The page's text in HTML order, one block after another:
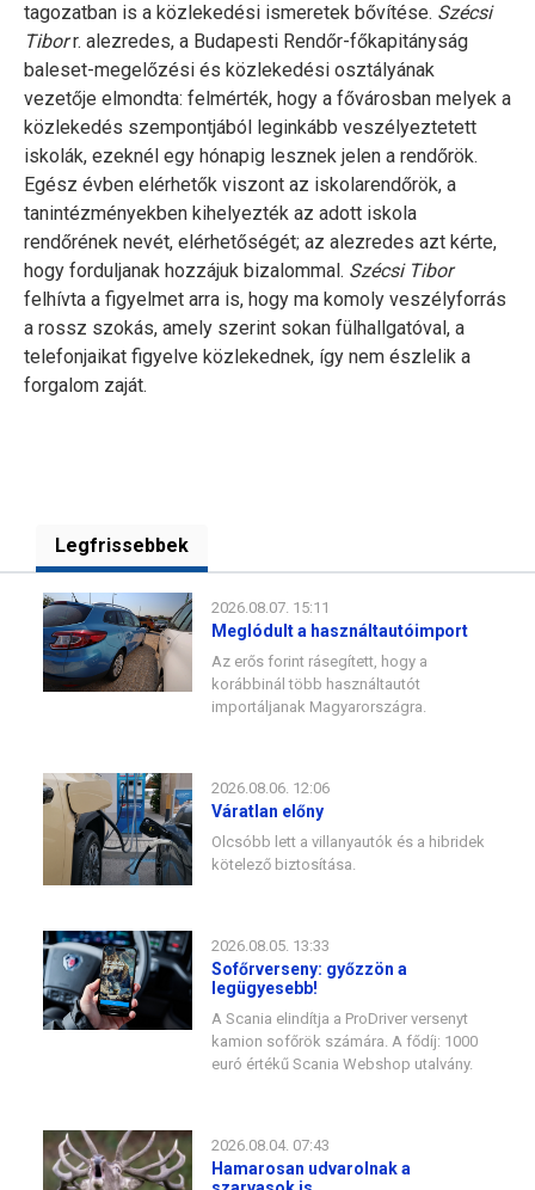
tagozatban is a közlekedési ismeretek bővítése. Szécsi
Tiborr. alezredes, a Budapesti Rendőr-főkapitányság
baleset-megelőzési és közlekedési osztályának
vezetője elmondta: felmérték, hogy a fővárosban melyek a
közlekedés szempontjából leginkább veszélyeztetett
iskolák, ezeknél egy hónapig lesznek jelen a rendőrök.
Egész évben elérhetők viszont az iskolarendőrök, a
tanintézményekben kihelyezték az adott iskola
rendőrének nevét, elérhetőségét; az alezredes azt kérte,
hogy forduljanak hozzájuk bizalommal. Szécsi Tibor
felhívta a figyelmet arra is, hogy ma komoly veszélyforrás
a rossz szokás, amely szerint sokan fülhallgatóval, a
telefonjaikat figyelve közlekednek, így nem észlelik a
forgalom zaját.
Legfrissebbek
2026.08.07. 15:11
Meglódult a használtautóimport
Az erős forint rásegített, hogy a
korábbinál több használtautót
importáljanak Magyarországra.
2026.08.06. 12:06
Váratlan előny
Olcsóbb lett a villanyautók és a hibridek
kötelező biztosítása.
2026.08.05. 13:33
Sofőrverseny: győzzön a
legügyesebb!
A Scania elindítja a ProDriver versenyt
kamion sofőrök számára. A fődíj: 1000
euró értékű Scania Webshop utalvány.
2026.08.04. 07:43
Hamarosan udvarolnak a